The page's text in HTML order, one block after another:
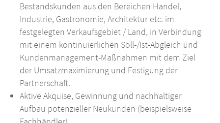
Bestandskunden aus den Bereichen Handel,
Industrie, Gastronomie, Architektur etc. im
festgelegten Verkaufsgebiet / Land, in Verbindung
mit einem kontinuierlichen Soll-/Ist-Abgleich und
Kundenmanagement-Maßnahmen mit dem Ziel
der Umsatzmaximierung und Festigung der
Partnerschaft.
Aktive Akquise, Gewinnung und nachhaltiger
Aufbau potenzieller Neukunden (beispielsweise